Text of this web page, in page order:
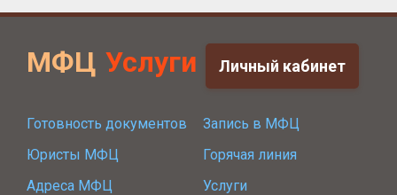
МФЦ Услуги Личный кабинет
Готовность документов
Запись в МФЦ
Юристы МФЦ
Горячая линия
Адреса МФЦ
Услуги